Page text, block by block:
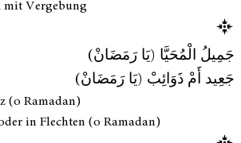
mit Vergebung
جَمِيلُ الْمُحَيَّا (يَا رَمَضَانْ)
جَعِيد أَمْ ذَوَائِبْ (يَا رَمَضَانْ)
(o Ramadan)
in Flechten (o Ramadan)